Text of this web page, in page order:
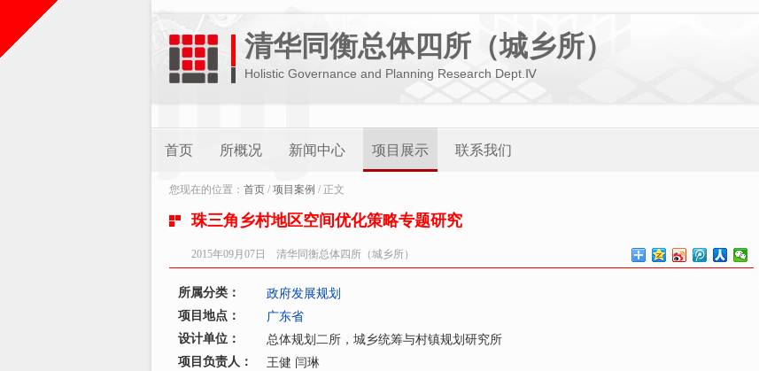
清华同衡总体四所（城乡所）
Holistic Governance and Planning Research Dept.Ⅳ
首页 所概况 新闻中心 项目展示 联系我们
您现在的位置： 首页 / 项目案例 / 正文
珠三角乡村地区空间优化策略专题研究
2015年09月07日 清华同衡总体四所（城乡所）
所属分类： 政府发展规划
项目地点： 广东省
设计单位： 总体规划二所，城乡统筹与村镇规划研究所
项目负责人： 王健 闫琳